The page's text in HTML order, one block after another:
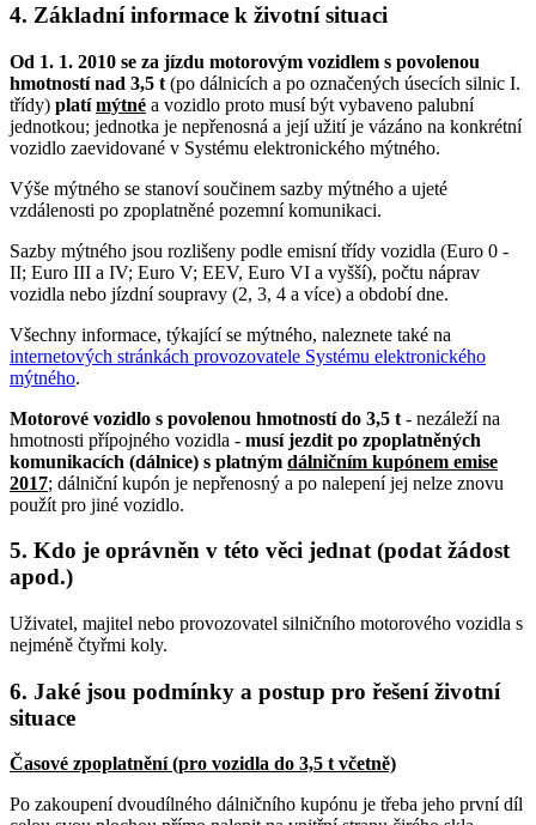
4. Základní informace k životní situaci
Od 1. 1. 2010 se za jízdu motorovým vozidlem s povolenou
hmotností nad 3,5 t (po dálnicích a po označených úsecích silnic I.
třídy) platímýtné a vozidlo proto musí být vybaveno palubní
jednotkou; jednotka je nepřenosná a její užití je vázáno na konkrétní
vozidlo zaevidované v Systému elektronického mýtného.
Výše mýtného se stanoví součinem sazby mýtného a ujeté
vzdálenosti po zpoplatněné pozemní komunikaci.
Sazby mýtného jsou rozlišeny podle emisní třídy vozidla (Euro 0 -
II; Euro III a IV; Euro V; EEV, Euro VI a vyšší), počtu náprav
vozidla nebo jízdní soupravy (2, 3, 4 a více) a období dne.
Všechny informace, týkající se mýtného, naleznete také na
internetových stránkách provozovatele Systému elektronického
mýtného.
Motorové vozidlo s povolenou hmotností do 3,5 t - nezáleží na
hmotnosti přípojného vozidla - musí jezdit po zpoplatněných
komunikacích (dálnice) s platným dálničním kupónem emise
2017; dálniční kupón je nepřenosný a po nalepení jej nelze znovu
použít pro jiné vozidlo.
5. Kdo je oprávněn v této věci jednat (podat žádost
apod.)
Uživatel, majitel nebo provozovatel silničního motorového vozidla s
nejméně čtyřmi koly.
6. Jaké jsou podmínky a postup pro řešení životní
situace
Časové zpoplatnění (pro vozidla do 3,5 t včetně)
Po zakoupení dvoudílného dálničního kupónu je třeba jeho první díl